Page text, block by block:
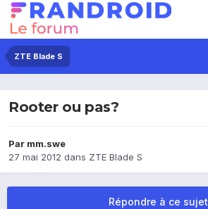
ZTE Blade S
Rooter ou pas?
Par mm.swe
27 mai 2012 dans ZTE Blade S
Répondre à ce sujet